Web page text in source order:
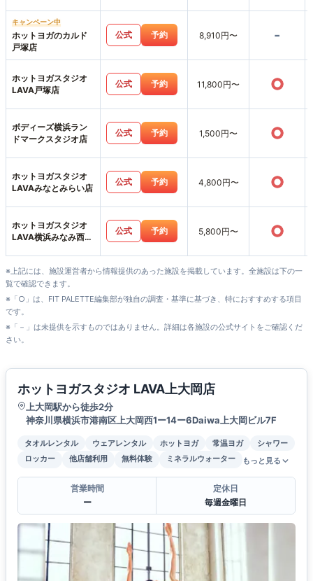
キャンペーン中
ホットヨガのカルド
戸塚店
公式 予約 8,910円〜 -
ホットヨガスタジオ
LAVA戸塚店
公式 予約 11,800円〜 ○
ボディーズ横浜ラン
ドマークスタジオ店
公式 予約 1,500円〜 ○
ホットヨガスタジオ
LAVAみなとみらい店
公式 予約 4,800円〜 ○
ホットヨガスタジオ
LAVA横浜みなみ西口
公式 予約 5,800円〜 ○
※上記には、施設運営者から情報提供のあった施設を掲載しています。全施設は下の一
覧で確認できます。
※「○」は、FIT PALETTE編集部が独自の調査・基準に基づき、特におすすめする項目
です。
※「－」は未提供を示すものではありません。詳細は各施設の公式サイトをご確認くだ
さい。
ホットヨガスタジオ LAVA上大岡店
上大岡駅から徒歩2分
神奈川県横浜市港南区上大岡西1ー14ー6Daiwa上大岡ビル7F
タオルレンタル ウェアレンタル ホットヨガ 常温ヨガ
シャワー
ロッカー
他店舗利用 無料体験 ミネラルウォーター もっと見る
営業時間
ー
定休日
毎週金曜日